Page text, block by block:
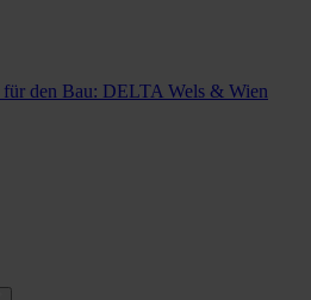
für den Bau: DELTA Wels & Wien